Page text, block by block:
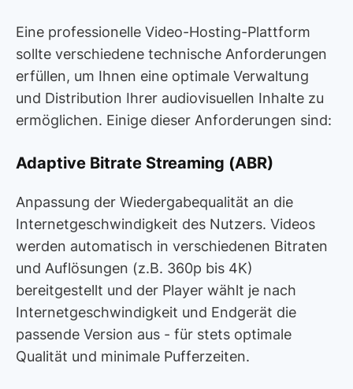
Eine professionelle Video-Hosting-Plattform
sollte verschiedene technische Anforderungen
erfüllen, um Ihnen eine optimale Verwaltung
und Distribution Ihrer audiovisuellen Inhalte zu
ermöglichen. Einige dieser Anforderungen sind:
Adaptive Bitrate Streaming (ABR)
Anpassung der Wiedergabequalität an die
Internetgeschwindigkeit des Nutzers. Videos
werden automatisch in verschiedenen Bitraten
und Auflösungen (z.B. 360p bis 4K)
bereitgestellt und der Player wählt je nach
Internetgeschwindigkeit und Endgerät die
passende Version aus - für stets optimale
Qualität und minimale Pufferzeiten.